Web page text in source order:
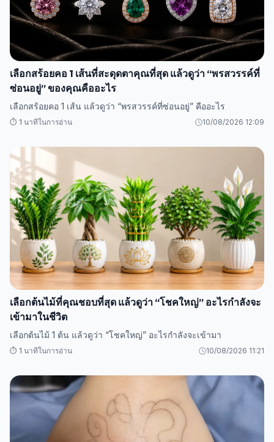
เลือกสร้อยคอ 1 เส้นที่สะดุดตาคุณที่สุด แล้วดูว่า “พรสวรรค์ที่
ซ่อนอยู่” ของคุณคืออะไร
เลือกสร้อยคอ 1 เส้น แล้วดูว่า “พรสวรรค์ที่ซ่อนอยู่” คืออะไร
⏱️ 1 นาทีในการอ่าน 10/08/2026 12:09
เลือกต้นไม้ที่คุณชอบที่สุด แล้วดูว่า “โชคใหญ่” อะไรกำลังจะ
เข้ามาในชีวิต
เลือกต้นไม้ 1 ต้น แล้วดูว่า “โชคใหญ่” อะไรกำลังจะเข้ามา
⏱️ 1 นาทีในการอ่าน 10/08/2026 11:21